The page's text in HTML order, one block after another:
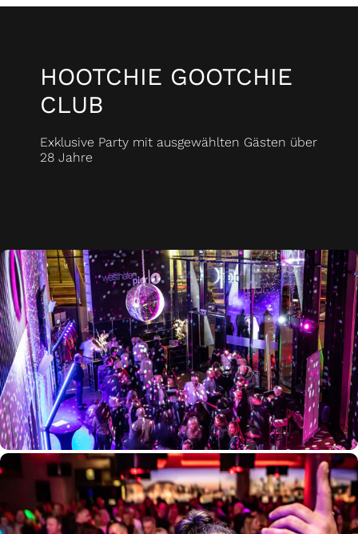
HOOTCHIE GOOTCHIE
CLUB
Exklusive Party mit ausgewählten Gästen über
28 Jahre